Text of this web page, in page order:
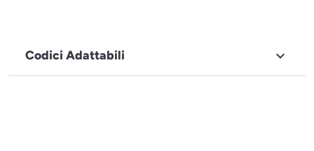
Codici Adattabili 